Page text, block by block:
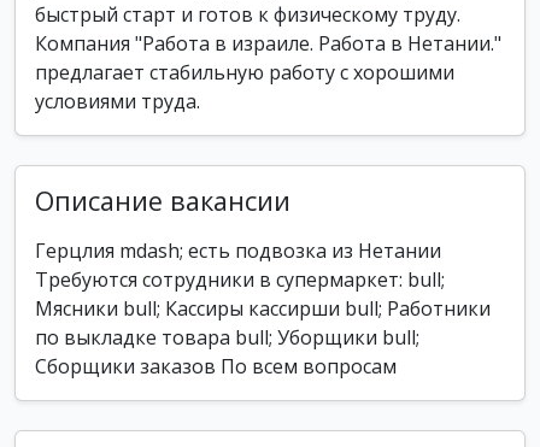
быстрый старт и готов к физическому труду.
Компания "Работа в израиле. Работа в Нетании."
предлагает стабильную работу с хорошими
условиями труда.
Описание вакансии
Герцлия mdash; есть подвозка из Нетании
Требуются сотрудники в супермаркет: bull;
Мясники bull; Кассиры кассирши bull; Работники
по выкладке товара bull; Уборщики bull;
Сборщики заказов По всем вопросам